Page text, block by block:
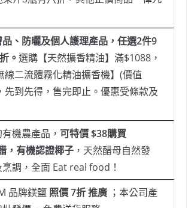
、防曬及個人護理產品，任選2件9
。 選購【天然擴香精油】滿$1088，
線二流體霧化精油擴香機】(價值
先到先得，售完即止。優惠受條款及
機農產品， 可特價$38購買
，有機認證椰子 ，天然醋母自然發
調，全面 Eat real food！
品牌鎂鹽 照價7折 推廣 ；本公司產